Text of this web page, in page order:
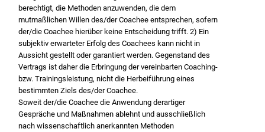
berechtigt, die Methoden anzuwenden, die dem
mutmaßlichen Willen des/der Coachee entsprechen, sofern
der/die Coachee hierüber keine Entscheidung trifft. 2) Ein
subjektiv erwarteter Erfolg des Coachees kann nicht in
Aussicht gestellt oder garantiert werden. Gegenstand des
Vertrags ist daher die Erbringung der vereinbarten Coaching-
bzw. Trainingsleistung, nicht die Herbeiführung eines
bestimmten Ziels des/der Coachee.
Soweit der/die Coachee die Anwendung derartiger
Gespräche und Maßnahmen ablehnt und ausschließlich
nach wissenschaftlich anerkannten Methoden